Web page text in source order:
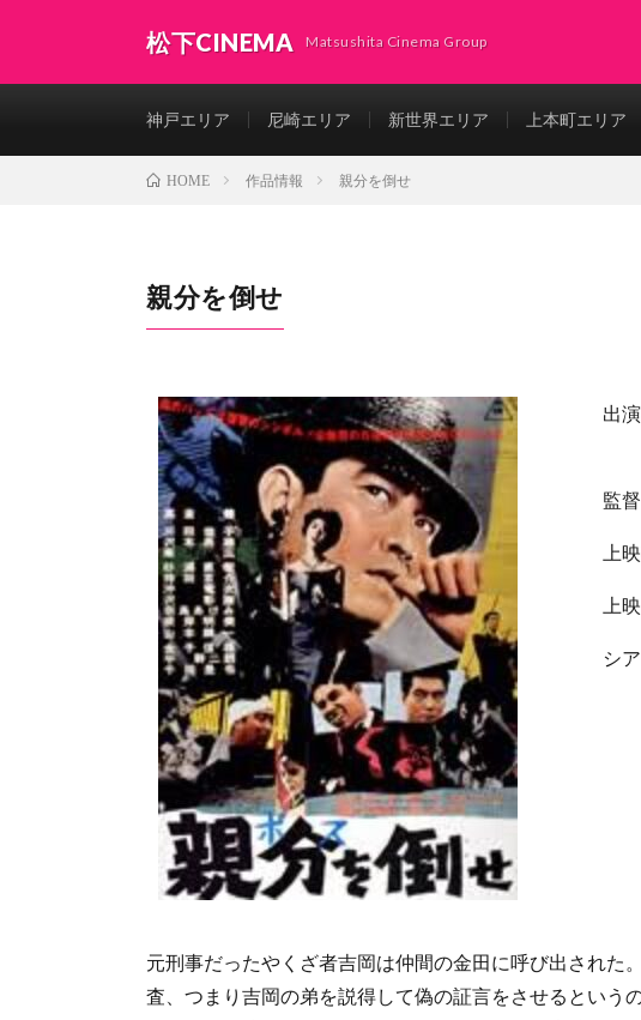
松下CINEMA Matsushita Cinema Group
神戸エリア 尼崎エリア 新世界エリア 上本町エリア
HOME 作品情報 親分を倒せ
親分を倒せ
出
監
上
上
シ
元刑事だったやくざ者吉岡は仲間の金田に呼び出された
査、つまり吉岡の弟を説得して偽の証言をさせるという